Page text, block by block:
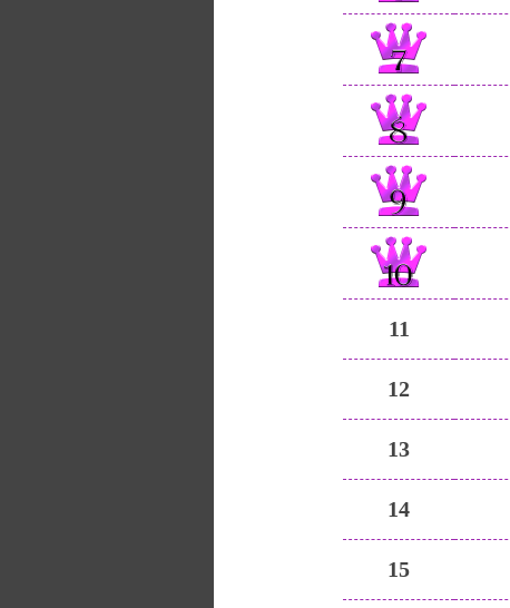
11
12
13
14
15